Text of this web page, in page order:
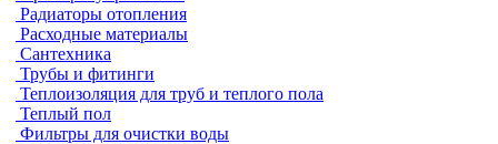
Радиаторы отопления
Расходные материалы
Сантехника
Трубы и фитинги
Теплоизоляция для труб и теплого пола
Теплый пол
Фильтры для очистки воды